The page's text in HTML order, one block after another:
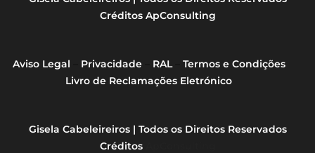
Créditos ApConsulting
Aviso Legal Privacidade– RAL– Termos e Condições
Livro de Reclamações Eletrónico
Gisela Cabeleireiros | Todos os Direitos Reservados
Créditos